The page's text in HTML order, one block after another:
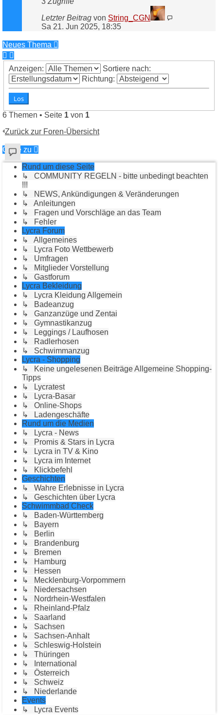
Letzter Beitrag von String_CGN
Sa 21. Jun 2025, 18:35
Neues Thema
Anzeigen:
Sortiere nach:
Richtung:
6 Themen • Seite 1 von 1
Zurück zur Foren-Übersicht
Gehe zu
Rund um diese Seite
↳ COMMUNITY REGELN - bitte unbedingt beachten
!!!
↳ NEWS, Ankündigungen & Veränderungen
↳ Anleitungen
↳ Fragen und Vorschläge an das Team
↳ Fehler
Lycra Forum
↳ Allgemeines
↳ Lycra Foto Wettbewerb
↳ Umfragen
↳ Mitglieder Vorstellung
↳ Gastforum
Lycra Bekleidung
↳ Lycra Kleidung Allgemein
↳ Badeanzug
↳ Ganzanzüge und Zentai
↳ Gymnastikanzug
↳ Leggings / Laufhosen
↳ Radlerhosen
↳ Schwimmanzug
Lycra - Shopping
↳ Keine ungelesenen Beiträge Allgemeine Shopping-
Tipps
↳ Lycratest
↳ Lycra-Basar
↳ Online-Shops
↳ Ladengeschäfte
Rund um die Medien
↳ Lycra - News
↳ Promis & Stars in Lycra
↳ Lycra in TV & Kino
↳ Lycra im Internet
↳ Klickbefehl
Geschichten
↳ Wahre Erlebnisse in Lycra
↳ Geschichten über Lycra
Schwimmbad Check
↳ Baden-Württemberg
↳ Bayern
↳ Berlin
↳ Brandenburg
↳ Bremen
↳ Hamburg
↳ Hessen
↳ Mecklenburg-Vorpommern
↳ Niedersachsen
↳ Nordrhein-Westfalen
↳ Rheinland-Pfalz
↳ Saarland
↳ Sachsen
↳ Sachsen-Anhalt
↳ Schleswig-Holstein
↳ Thüringen
↳ International
↳ Österreich
↳ Schweiz
↳ Niederlande
Events
↳ Lycra Events